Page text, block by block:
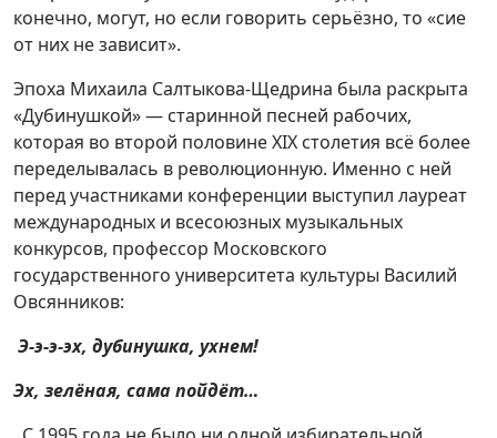
конечно, могут, но если говорить серьёзно, то «сие
от них не зависит».
Эпоха Михаила Салтыкова-Щедрина была раскрыта
«Дубинушкой» — старинной песней рабочих,
которая во второй половине ХIХ столетия всё более
переделывалась в революционную. Именно с ней
перед участниками конференции выступил лауреат
международных и всесоюзных музыкальных
конкурсов, профессор Московского
государственного университета культуры Василий
Овсянников:
Э-э-э-эх, дубинушка, ухнем!
Эх, зелёная, сама пойдёт…